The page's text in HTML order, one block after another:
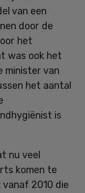
van een
door de
het
was ook het
minister van
het aantal
is
nu veel
komen te
2010 die